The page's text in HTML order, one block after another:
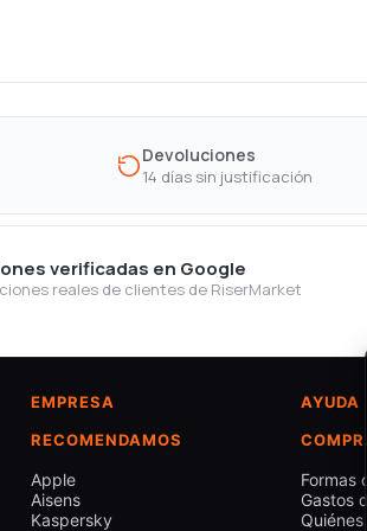
Devoluciones
14 días sin justificación
verificadas en Google
reales de clientes de RiserMarket
EMPRESA
RECOMENDAMOS
Apple
Aisens
Kaspersky
AYUDA
Formas
Gastos